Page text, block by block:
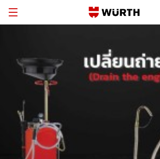
ด้วยชื่อผู้ใช้ ล็อกอินด้วย
รหัสผ่าน
แค็ต ตา ล็อก
แผนกยานยนต์
แผนกกลุ่มโรงงานอุตสาหกรรม
แผนกก่อสร้าง
แผนกอุตสาหกรรม
เวือร์ท ประเทศไทย
เวือร์ท กรุ๊ป
ข่าวสารและกิจกรรม
ไทย